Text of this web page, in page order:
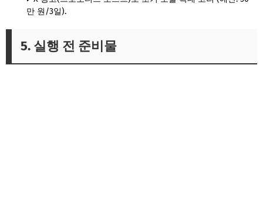
만 원/3일).
5. 실행 전 준비물